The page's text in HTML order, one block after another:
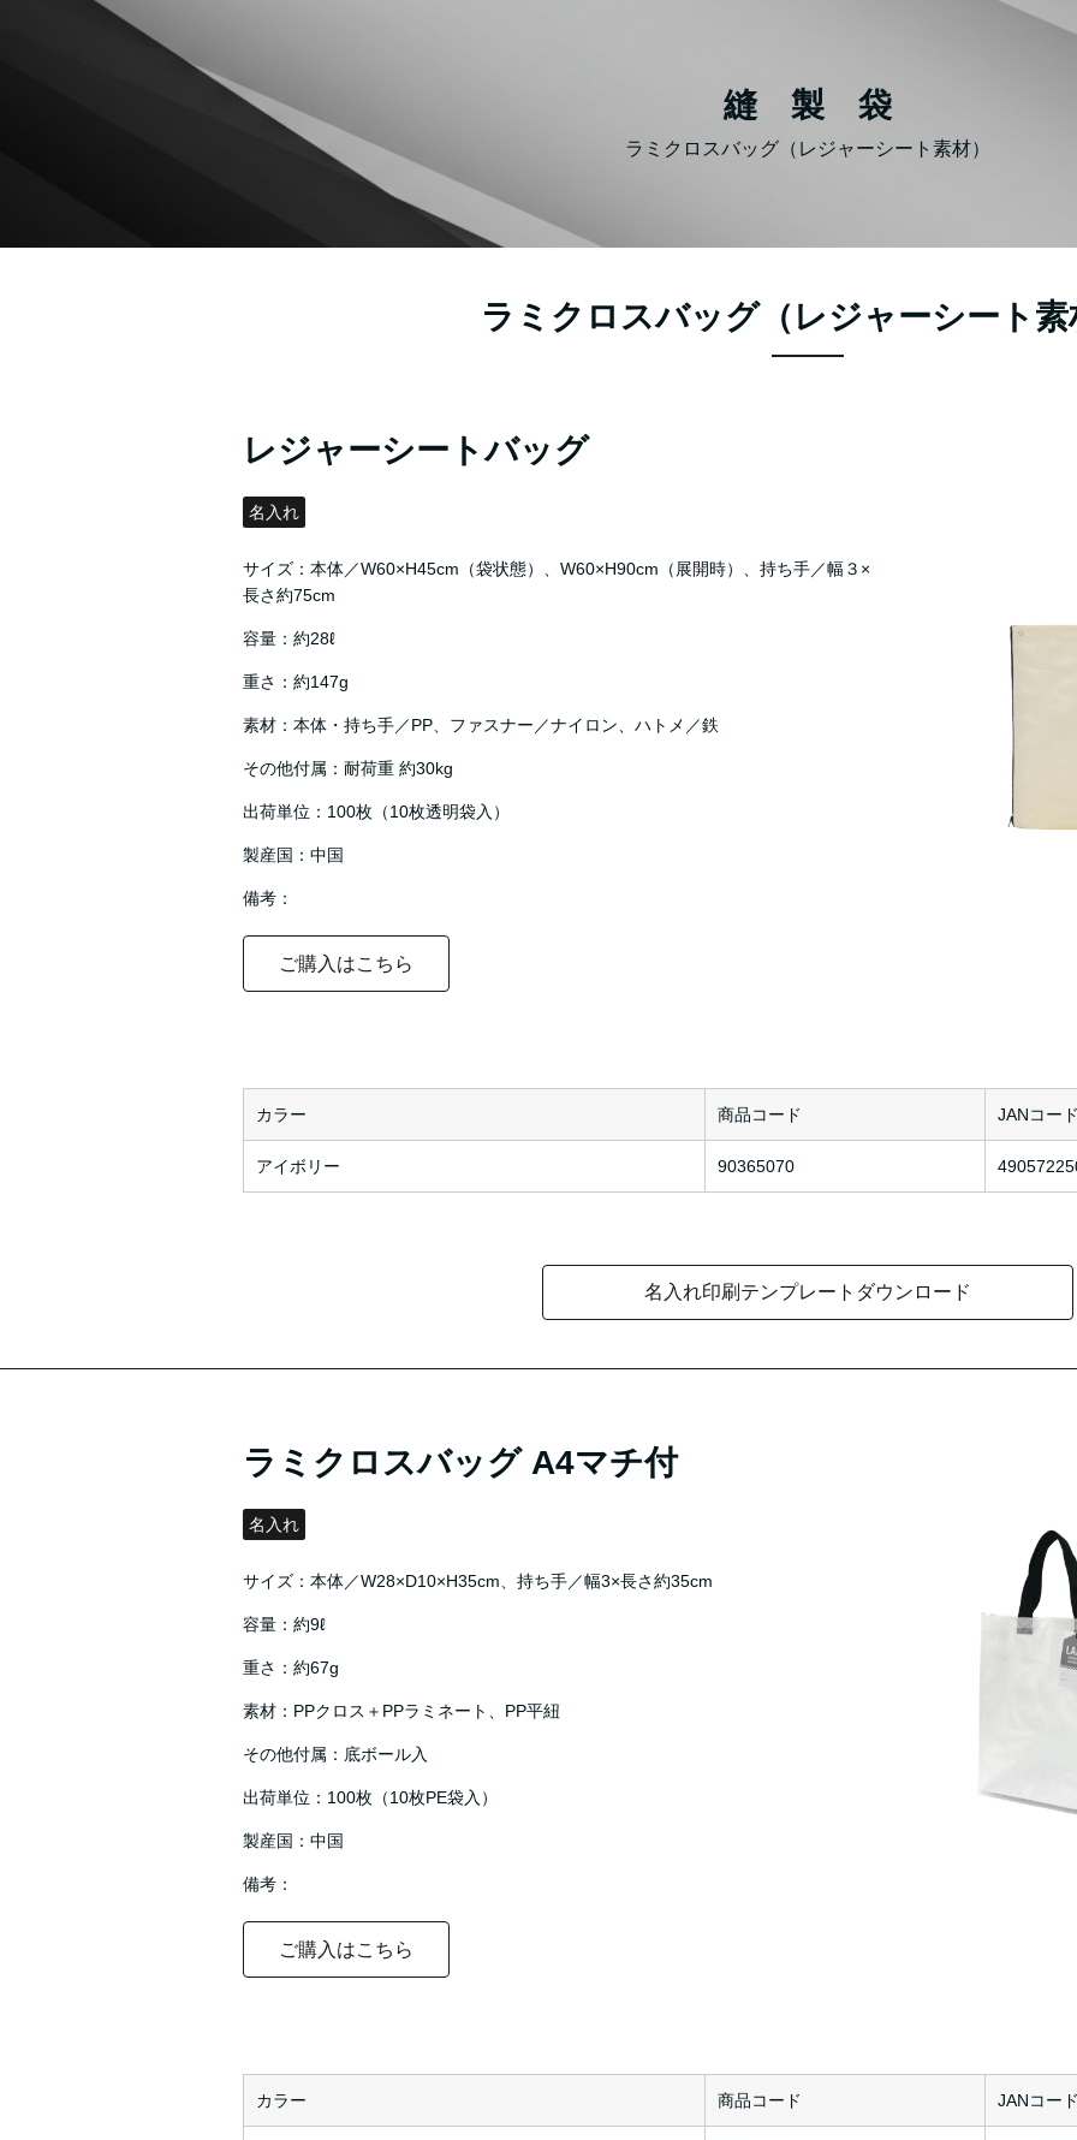
縫 製 袋
ラミクロスバッグ（レジャーシート素材）
ラミクロスバッグ（レジャーシート素
レジャーシートバッグ
名入れ
サイズ：本体／W60×H45cm（袋状態）、W60×H90cm（展開時）、持ち手／幅３×
長さ約75cm
容量：約28ℓ
重さ：約147g
素材：本体・持ち手／PP、ファスナー／ナイロン、ハトメ／鉄
その他付属：耐荷重 約30kg
出荷単位：100枚（10枚透明袋入）
製産国：中国
備考：
ご購入はこちら
カラー 商品コード JANコー
アイボリー 90365070
名入れ印刷テンプレートダウンロード
ラミクロスバッグ A4マチ付
名入れ
サイズ：本体／W28×D10×H35cm、持ち手／幅3×長さ約35cm
容量：約9ℓ
重さ：約67g
素材：PPクロス＋PPラミネート、PP平紐
その他付属：底ボール入
出荷単位：100枚（10枚PE袋入）
製産国：中国
備考：
ご購入はこちら
カラー 商品コード JANコー